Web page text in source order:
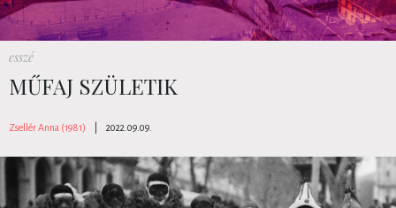
esszé
MŰFAJ SZÜLETIK
Zsellér Anna (1981) 2022.09.09.